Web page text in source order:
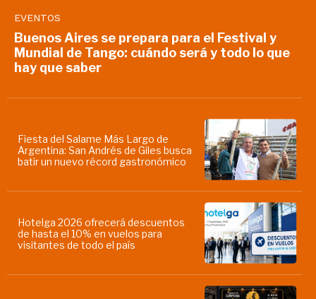
EVENTOS
Buenos Aires se prepara para el Festival y
Mundial de Tango: cuándo será y todo lo que
hay que saber
Fiesta del Salame Más Largo de
Argentina: San Andrés de Giles busca
batir un nuevo récord gastronómico
Hotelga 2026 ofrecerá descuentos
de hasta el 10% en vuelos para
visitantes de todo el país